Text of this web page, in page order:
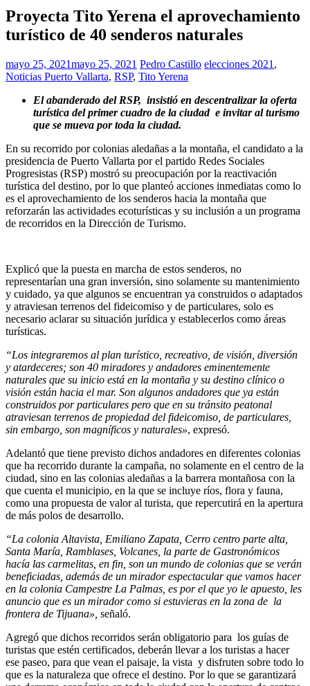
Proyecta Tito Yerena el aprovechamiento
turístico de 40 senderos naturales
mayo 25, 2021mayo 25, 2021 Pedro Castillo elecciones 2021 ,
Noticias Puerto Vallarta, RSP, Tito Yerena
El abanderado del RSP, insistió en descentralizar la oferta
turística del primer cuadro de la ciudad e invitar al turismo
que se mueva por toda la ciudad.
En su recorrido por colonias aledañas a la montaña, el candidato a la
presidencia de Puerto Vallarta por el partido Redes Sociales
Progresistas (RSP) mostró su preocupación por la reactivación
turística del destino, por lo que planteó acciones inmediatas como lo
es el aprovechamiento de los senderos hacia la montaña que
reforzarán las actividades ecoturísticas y su inclusión a un programa
de recorridos en la Dirección de Turismo.
Explicó que la puesta en marcha de estos senderos, no
representarían una gran inversión, sino solamente su mantenimiento
y cuidado, ya que algunos se encuentran ya construidos o adaptados
y atraviesan terrenos del fideicomiso y de particulares, solo es
necesario aclarar su situación jurídica y establecerlos como áreas
turísticas.
“Los integraremos al plan turístico, recreativo, de visión, diversión
y atardeceres; son 40 miradores y andadores eminentemente
naturales que su inicio está en la montaña y su destino clínico o
visión están hacia el mar. Son algunos andadores que ya están
construidos por particulares pero que en su tránsito peatonal
atraviesan terrenos de propiedad del fideicomiso, de particulares,
sin embargo, son magníficos y naturales», expresó.
Adelantó que tiene previsto dichos andadores en diferentes colonias
que ha recorrido durante la campaña, no solamente en el centro de la
ciudad, sino en las colonias aledañas a la barrera montañosa con la
que cuenta el municipio, en la que se incluye ríos, flora y fauna,
como una propuesta de valor al turista, que repercutirá en la apertura
de más polos de desarrollo.
“La colonia Altavista, Emiliano Zapata, Cerro centro parte alta,
Santa María, Ramblases, Volcanes, la parte de Gastronómicos
hacía las carmelitas, en fin, son un mundo de colonias que se verán
beneficiadas, además de un mirador espectacular que vamos hacer
en la colonia Campestre La Palmas, es por el que yo le apuesto, les
anuncio que es un mirador como si estuvieras en la zona de la
frontera de Tijuana», señaló.
Agregó que dichos recorridos serán obligatorio para los guías de
turistas que estén certificados, deberán llevar a los turistas a hacer
ese paseo, para que vean el paisaje, la vista y disfruten sobre todo lo
que es la naturaleza que ofrece el destino. Por lo que se garantizará